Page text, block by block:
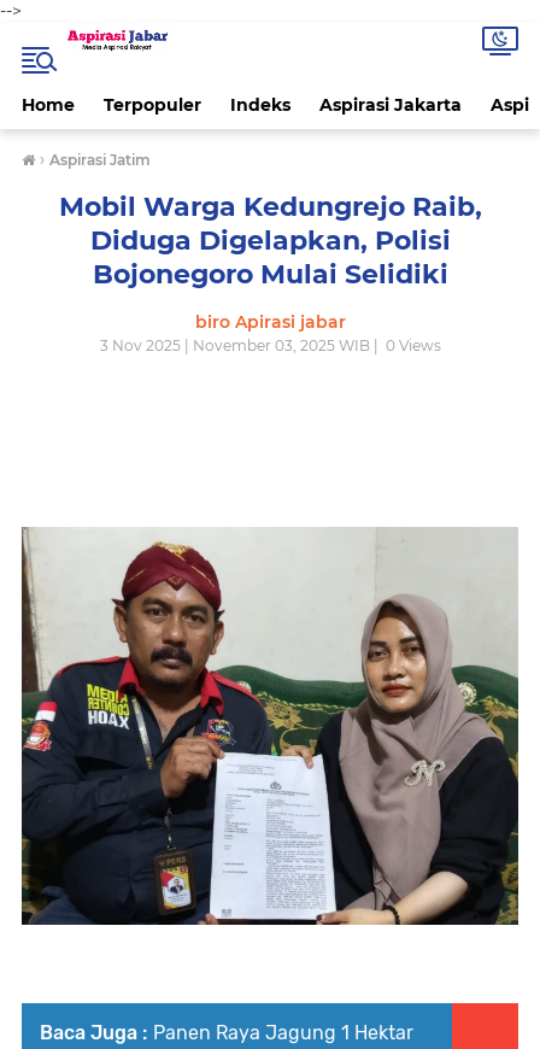
-->
Home Terpopuler Indeks Aspirasi Jakarta
› Aspirasi Jatim
Mobil Warga Kedungrejo Raib,
Diduga Digelapkan, Polisi
Bojonegoro Mulai Selidiki
biro Apirasi jabar
3 Nov 2025 | November 03, 2025 WIB | 0Views
Baca Juga : Panen Raya Jagung 1 Hektar